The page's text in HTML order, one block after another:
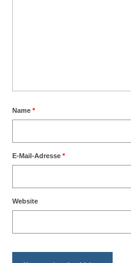
Name *
E-Mail-Adresse *
Website